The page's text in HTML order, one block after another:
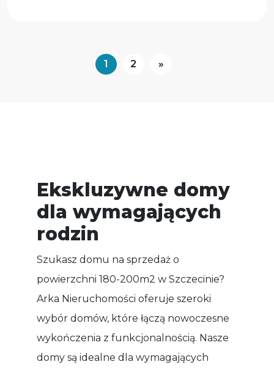
1 2 »
Ekskluzywne domy
dla wymagających
rodzin
Szukasz domu na sprzedaż o
powierzchni 180-200m2 w Szczecinie?
Arka Nieruchomości oferuje szeroki
wybór domów, które łączą nowoczesne
wykończenia z funkcjonalnością. Nasze
domy są idealne dla wymagających